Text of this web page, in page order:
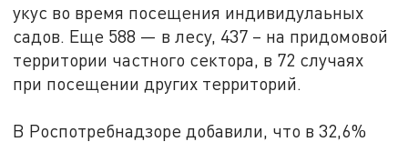
укус во время посещения индивидулаьных
садов. Еще 588 — в лесу, 437 – на придомовой
территории частного сектора, в 72 случаях
при посещении других территорий.
В Роспотребнадзоре добавили, что в 32,6%